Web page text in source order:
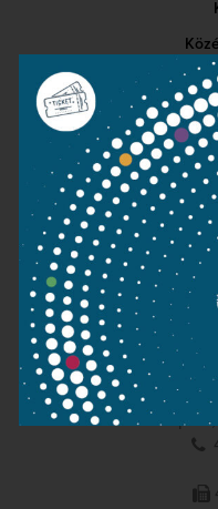
1095 Budapest,